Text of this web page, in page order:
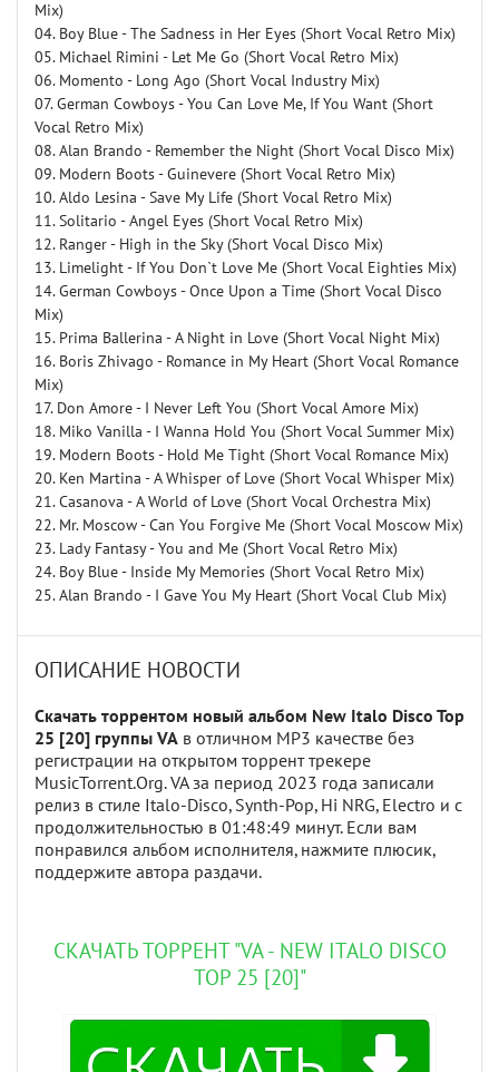
Mix)
04. Boy Blue - The Sadness in Her Eyes (Short Vocal Retro Mix)
05. Michael Rimini - Let Me Go (Short Vocal Retro Mix)
06. Momento - Long Ago (Short Vocal Industry Mix)
07. German Cowboys - You Can Love Me, If You Want (Short
Vocal Retro Mix)
08. Alan Brando - Remember the Night (Short Vocal Disco Mix)
09. Modern Boots - Guinevere (Short Vocal Retro Mix)
10. Aldo Lesina - Save My Life (Short Vocal Retro Mix)
11. Solitario - Angel Eyes (Short Vocal Retro Mix)
12. Ranger - High in the Sky (Short Vocal Disco Mix)
13. Limelight - If You Don`t Love Me (Short Vocal Eighties Mix)
14. German Cowboys - Once Upon a Time (Short Vocal Disco
Mix)
15. Prima Ballerina - A Night in Love (Short Vocal Night Mix)
16. Boris Zhivago - Romance in My Heart (Short Vocal Romance
Mix)
17. Don Amore - I Never Left You (Short Vocal Amore Mix)
18. Miko Vanilla - I Wanna Hold You (Short Vocal Summer Mix)
19. Modern Boots - Hold Me Tight (Short Vocal Romance Mix)
20. Ken Martina - A Whisper of Love (Short Vocal Whisper Mix)
21. Casanova - A World of Love (Short Vocal Orchestra Mix)
22. Mr. Moscow - Can You Forgive Me (Short Vocal Moscow Mix)
23. Lady Fantasy - You and Me (Short Vocal Retro Mix)
24. Boy Blue - Inside My Memories (Short Vocal Retro Mix)
25. Alan Brando - I Gave You My Heart (Short Vocal Club Mix)
ОПИСАНИЕ НОВОСТИ
Скачать торрентом новый альбом New Italo Disco Top
25 [20] группы VA в отличном MP3 качестве без
регистрации на открытом торрент трекере
MusicTorrent.Org. VA за период 2023 года записали
релиз в стиле Italo-Disco, Synth-Pop, Hi NRG, Electro и с
продолжительностью в 01:48:49 минут. Если вам
понравился альбом исполнителя, нажмите плюсик,
поддержите автора раздачи.
СКАЧАТЬ ТОРРЕНТ "VA - NEW ITALO DISCO
TOP 25 [20]"